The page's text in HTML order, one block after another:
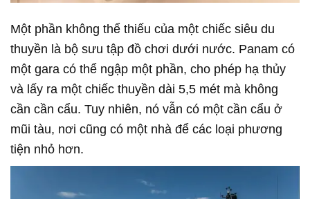
Một phần không thể thiếu của một chiếc siêu du
thuyền là bộ sưu tập đồ chơi dưới nước. Panam có
một gara có thể ngập một phần, cho phép hạ thủy
và lấy ra một chiếc thuyền dài 5,5 mét mà không
cần cần cẩu. Tuy nhiên, nó vẫn có một cần cẩu ở
mũi tàu, nơi cũng có một nhà để các loại phương
tiện nhỏ hơn.